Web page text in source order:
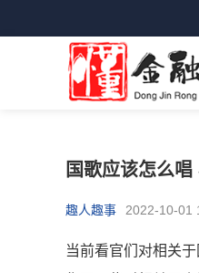
国歌应该怎么唱
趣人趣事 2022-10-01
当前看官们对相关